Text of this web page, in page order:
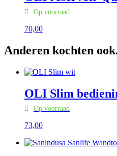
Op voorraad
70,00
Anderen kochten
OLI Slim
Op voorraad
73,00